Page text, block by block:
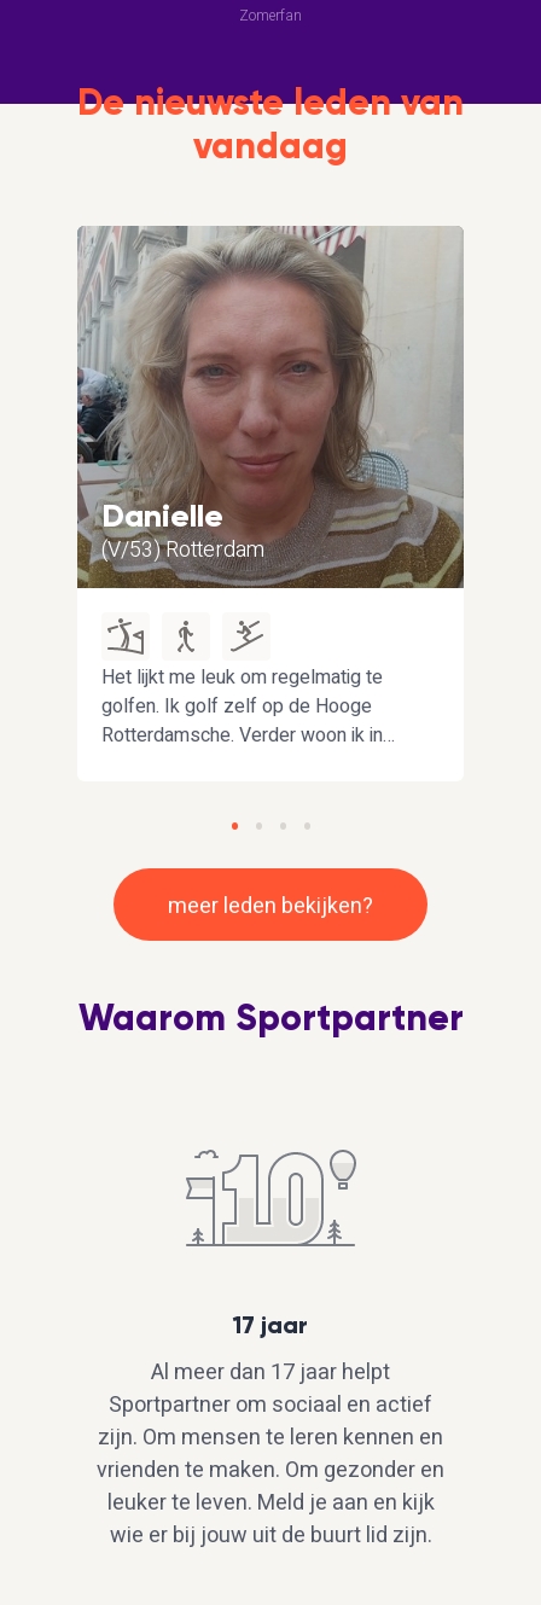
Zomerfan
De nieuwste leden van
vandaag
Danielle
(V/53) Rotterdam
Het lijkt me leuk om regelmatig te
golfen. Ik golf zelf op de Hooge
Rotterdamsche. Verder woon ik in
meer leden bekijken?
Waarom Sportpartner
17 jaar
Al meer dan 17 jaar helpt
Sportpartner om sociaal en actief
zijn. Om mensen te leren kennen en
vrienden te maken. Om gezonder en
leuker te leven. Meld je aan en kijk
wie er bij jouw uit de buurt lid zijn.